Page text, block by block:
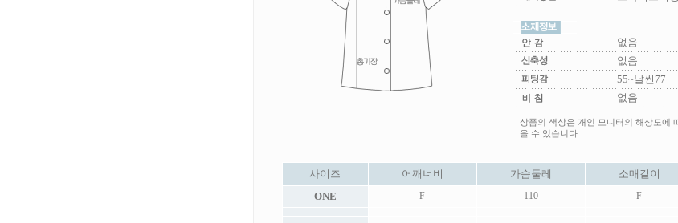
없음
없음
55~날씬77
없음
상품의 색상은 개인 모니터의 해상도에
을 수 있습니다
사이즈 어깨너비 가슴둘레 소매길이
ONE
F 110 F